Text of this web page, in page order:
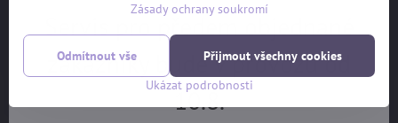
Ceník servisních prací
Garanční prohlídka
OBCHODNÍ PODMÍNKY
Zásady ochrany soukromí
Ukázat podrobnosti
Přijmout všechny cookies
Odmítnout vše
Servis pro předem objednané
zákazníky bude v provozu od
10.8.